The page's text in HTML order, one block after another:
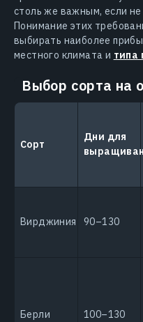
столь же важным, если
Понимание этих
выбирать наиболее
местного климата и типа
Выбор сорта на
Сорт
Дни для
Вирджиния 90–130
Берли 100–130